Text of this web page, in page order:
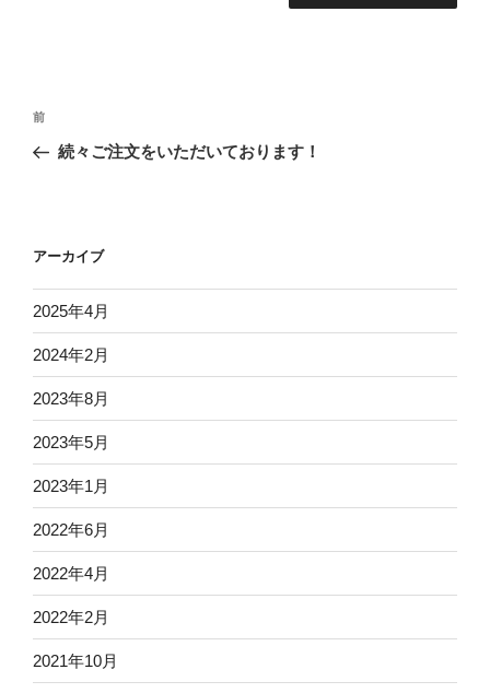
投
ナ
ー
シ
ョ
ン
前
の
前
続々ご注文をいただいております！
アーカイブ
2025年4月
2024年2月
2023年8月
2023年5月
2023年1月
2022年6月
2022年4月
2022年2月
2021年10月